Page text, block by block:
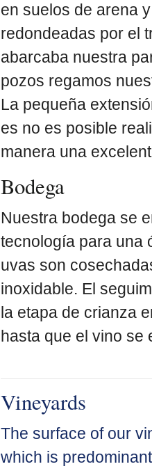
en suelos de arena
redondeadas por el
abarcaba nuestra
pozos regamos
La pequeña
es no es posible
manera una
Bodega
Nuestra bodega se
tecnología para una
uvas son
inoxidable. El
la etapa de crianza
hasta que el vino se
Vineyards
The surface of our
which is